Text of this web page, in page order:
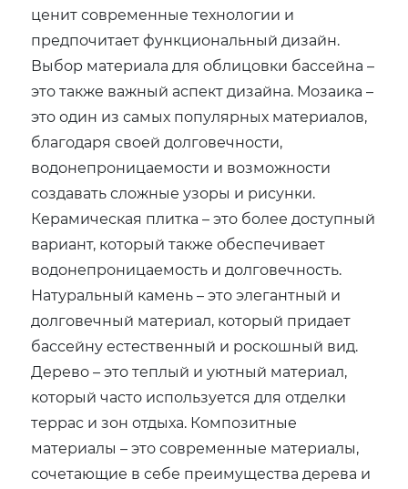
ценит современные технологии и
предпочитает функциональный дизайн.
Выбор материала для облицовки бассейна –
это также важный аспект дизайна. Мозаика –
это один из самых популярных материалов,
благодаря своей долговечности,
водонепроницаемости и возможности
создавать сложные узоры и рисунки.
Керамическая плитка – это более доступный
вариант, который также обеспечивает
водонепроницаемость и долговечность.
Натуральный камень – это элегантный и
долговечный материал, который придает
бассейну естественный и роскошный вид.
Дерево – это теплый и уютный материал,
который часто используется для отделки
террас и зон отдыха. Композитные
материалы – это современные материалы,
сочетающие в себе преимущества дерева и